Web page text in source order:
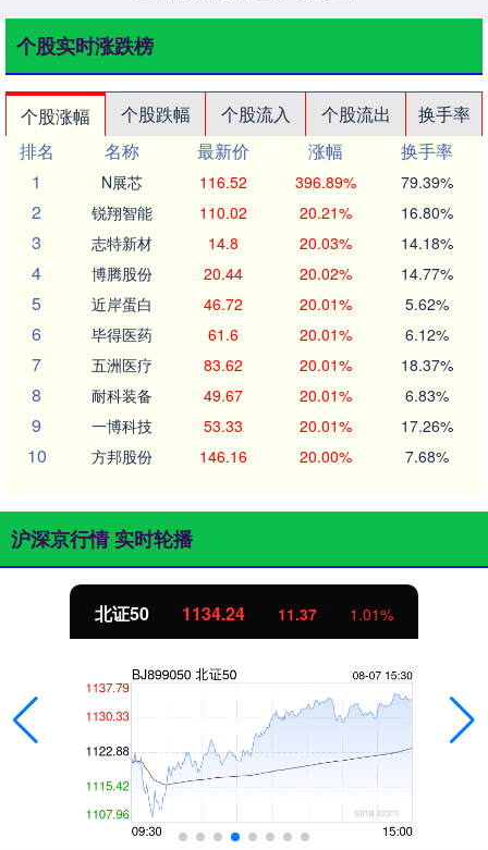
个股实时涨跌榜
个股涨幅 个股跌幅 个股流入 个股流出
换手率
排名
名称 最新价 涨幅
换手率
1
N展芯 116.52 396.89% 79.39%
2 锐翔智能 110.02 20.21% 16.80%
3 志特新材 14.8 20.03% 14.18%
4 博腾股份 20.44 20.02% 14.77%
5 近岸蛋白 46.72 20.01% 5.62%
6 毕得医药 61.6 20.01% 6.12%
7 五洲医疗 83.62 20.01% 18.37%
8 耐科装备 49.67 20.01% 6.83%
9 一博科技 53.33 20.01% 17.26%
10 方邦股份 146.16 20.00% 7.68%
沪深京行情 实时轮播
北证50 1134.24 11.37 1.01%